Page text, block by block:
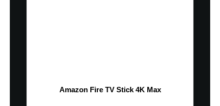
Amazon Fire TV Stick 4K Max